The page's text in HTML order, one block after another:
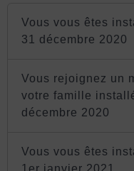
Vous vous êtes
31 décembre 2020
Vous rejoignez un
votre famille
décembre 2020
Vous vous êtes